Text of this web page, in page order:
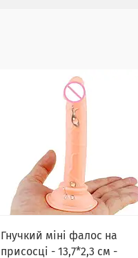
Гнучкий міні фалос на
присосці - 13,7*2,3 см -